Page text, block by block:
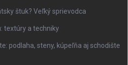
štuk? Veľký sprievodca
textúry a techniky
podlaha, steny, kúpeľňa aj schodište